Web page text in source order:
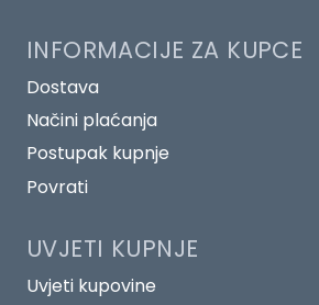
INFORMACIJE ZA KUPCE
Dostava
Načini plaćanja
Postupak kupnje
Povrati
UVJETI KUPNJE
Uvjeti kupovine